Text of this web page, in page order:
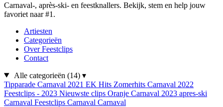
Carnaval-, après-ski- en feestknallers. Bekijk, stem en help jouw
favoriet naar #1.
Artiesten
Categorieën
Over Feestclips
Contact
Alle categorieën (14) ▾
Tipparade Carnaval 2021 EK Hits Zomerhits Carnaval 2022
Feestclips - 2023 Nieuwste clips Oranje Carnaval 2023 apres-ski
Carnaval Feestclips Carnaval Carnaval